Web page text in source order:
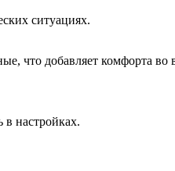
ситуациях.
что добавляет комфорта во
в настройках.